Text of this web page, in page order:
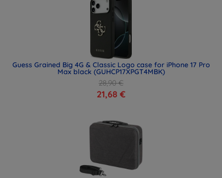
Guess Grained Big 4G & Classic Logo case for iPhone 17 Pro
Max black (GUHCP17XPGT4MBK)
28,90 €
21,68 €